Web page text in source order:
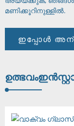
മണിക്കൂറിനുള്ളിൽ.
ഇപ്പോൾ
ഉത്ഭവം